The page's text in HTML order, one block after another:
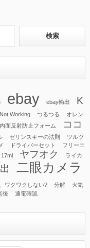
ebay ebay輸出
K
Working つるつる
オレン
面反射防止フォーム
ココ
ゼリンスキーの法則
ツルツ
ドライバーセット
フリーエ
ヤフオク ライカ
二眼カメラ
ワクワクしない? 分解
火気
後 通電確認